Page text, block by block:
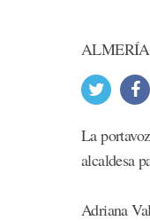
ALMERÍA
La
alcaldesa
Adriana